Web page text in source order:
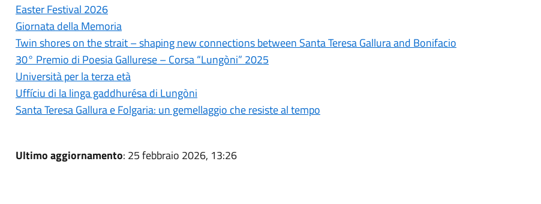
Easter Festival 2026
Giornata della Memoria
Twin shores on the strait – shaping new connections between Santa Teresa Gallura and Bonifacio
30° Premio di Poesia Gallurese – Corsa “Lungòni” 2025
Università per la terza età
Uffíciu di la linga gaddhurésa di Lungòni
Santa Teresa Gallura e Folgaria: un gemellaggio che resiste al tempo
Ultimo aggiornamento: 25 febbraio 2026, 13:26